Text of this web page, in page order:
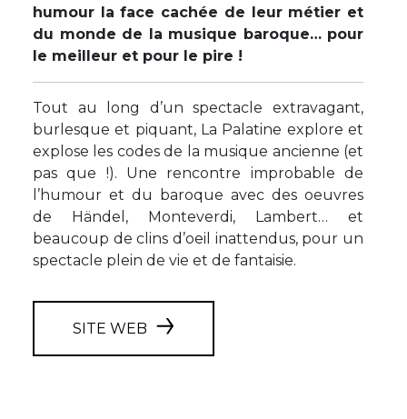
humour la face cachée de leur métier et
du monde de la musique baroque… pour
le meilleur et pour le pire !
Tout au long d’un spectacle extravagant,
burlesque et piquant, La Palatine explore et
explose les codes de la musique ancienne (et
pas que !). Une rencontre improbable de
l’humour et du baroque avec des oeuvres
de Händel, Monteverdi, Lambert… et
beaucoup de clins d’oeil inattendus, pour un
spectacle plein de vie et de fantaisie.
SITE WEB